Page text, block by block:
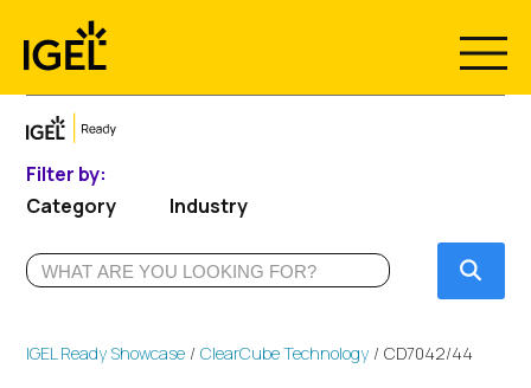
content
Filter by:
Category
Industry
IGEL Ready Showcase ClearCube Technology CD7042/44